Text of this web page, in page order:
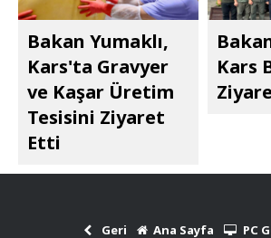
Bakan Yumaklı,
Kars'ta Gravyer
ve Kaşar Üretim
Tesisini Ziyaret
Etti
Kars
Geri Ana Sayfa PC